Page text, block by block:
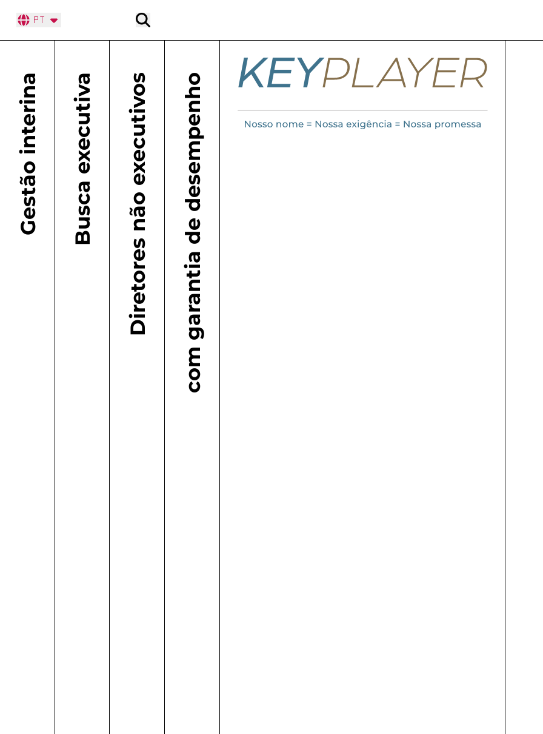
PT Pesquisar
Gestão interina Busca executiva Diretores não executivoscom garantia de desempenho